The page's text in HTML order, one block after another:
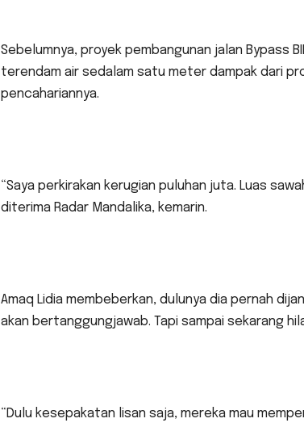
Sebelumnya, proyek pembangunan jalan Bypass
terendam air sedalam satu meter dampak dari
pencahariannya.
“Saya perkirakan kerugian puluhan juta. Luas
diterima Radar Mandalika, kemarin.
Amaq Lidia membeberkan, dulunya dia pernah
akan bertanggungjawab. Tapi sampai sekarang
“Dulu kesepakatan lisan saja, mereka mau